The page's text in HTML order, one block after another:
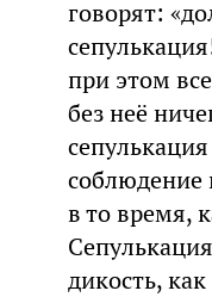
говорят:
при этом
без неё
соблюдение
в то время,
дикость,